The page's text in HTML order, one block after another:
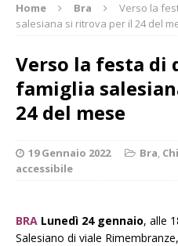
Home Bra
Verso la
salesiana si ritrova per il 24 del
Verso la festa di
famiglia
24 del mese
19 Gennaio 2022 Bra,
accessibile
BRA Lunedì 24 gennaio, alle
Salesiano di viale